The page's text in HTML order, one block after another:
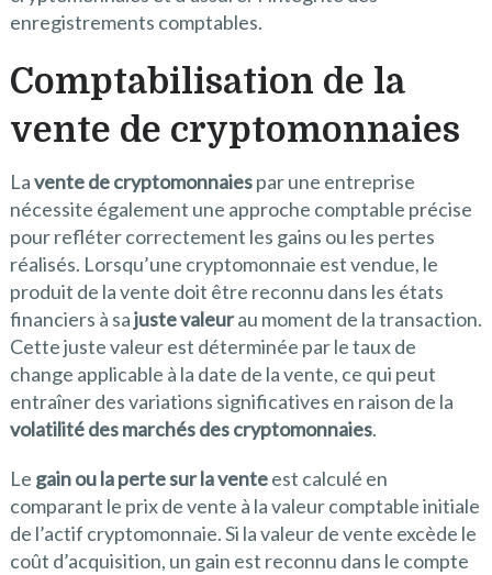
enregistrements comptables.
Comptabilisation de la
vente de cryptomonnaies
Lavente de cryptomonnaiespar une entreprise
nécessite également une approche comptable précise
pour refléter correctement les gains ou les pertes
réalisés. Lorsqu’une cryptomonnaie est vendue, le
produit de la vente doit être reconnu dans les états
financiers à sajuste valeurau moment de la transaction.
Cette juste valeur est déterminée par le taux de
change applicable à la date de la vente, ce qui peut
entraîner des variations significatives en raison de la
volatilité des marchés des cryptomonnaies.
Le gain ou la perte sur la venteest calculé en
comparant le prix de vente à la valeur comptable initiale
de l’actif cryptomonnaie. Si la valeur de vente excède le
coût d’acquisition, un gain est reconnu dans le compte